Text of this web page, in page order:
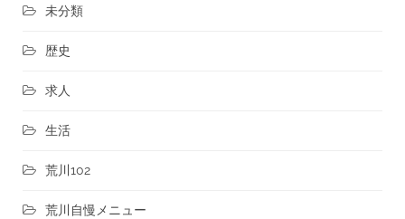
未分類
歴史
求人
生活
荒川102
荒川自慢メニュー